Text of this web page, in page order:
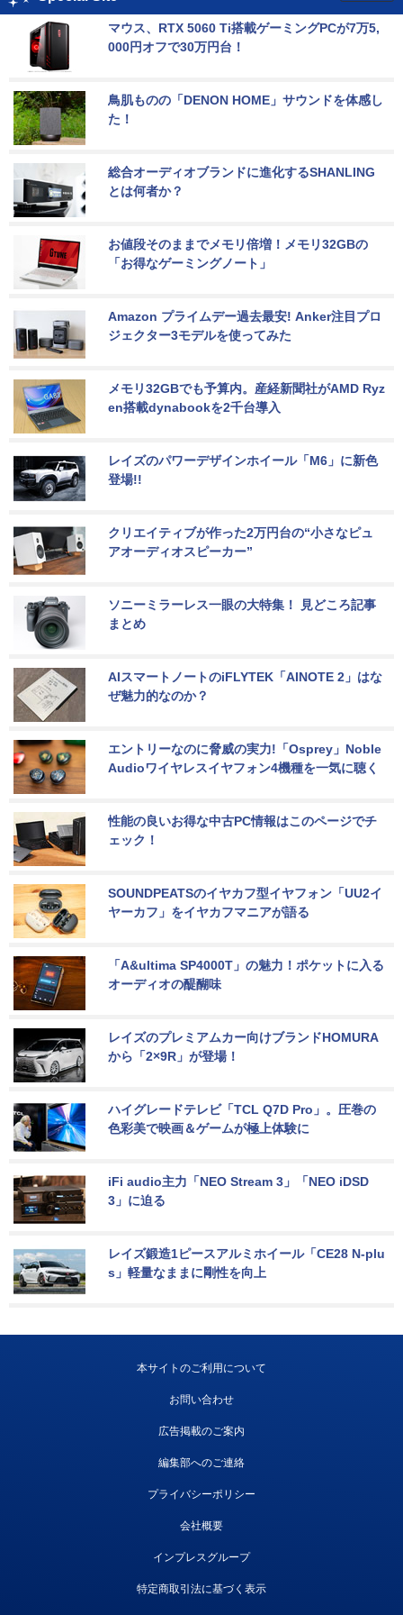
マウス、RTX 5060 Ti搭載ゲーミングPCが7万5,
000円オフで30万円台！
鳥肌ものの「DENON HOME」サウンドを体感し
た！
総合オーディオブランドに進化するSHANLING
とは何者か？
お値段そのままでメモリ倍増！メモリ32GBの
「お得なゲーミングノート」
Amazon プライムデー過去最安! Anker注目プロ
ジェクター3モデルを使ってみた
メモリ32GBでも予算内。産経新聞社がAMD Ryz
en搭載dynabookを2千台導入
レイズのパワーデザインホイール「M6」に新色
登場!!
クリエイティブが作った2万円台の“小さなピュ
アオーディオスピーカー”
ソニーミラーレス一眼の大特集！ 見どころ記事
まとめ
AIスマートノートのiFLYTEK「AINOTE 2」はな
ぜ魅力的なのか？
エントリーなのに脅威の実力!「Osprey」Noble
Audioワイヤレスイヤフォン4機種を一気に聴く
性能の良いお得な中古PC情報はこのページでチ
ェック！
SOUNDPEATSのイヤカフ型イヤフォン「UU2イ
ヤーカフ」をイヤカフマニアが語る
「A&ultima SP4000T」の魅力！ポケットに入る
オーディオの醍醐味
レイズのプレミアムカー向けブランドHOMURA
から「2×9R」が登場！
ハイグレードテレビ「TCL Q7D Pro」。圧巻の
色彩美で映画＆ゲームが極上体験に
iFi audio主力「NEO Stream 3」「NEO iDSD
3」に迫る
レイズ鍛造1ピースアルミホイール「CE28 N-plu
s」軽量なままに剛性を向上
本サイトのご利用について
お問い合わせ
広告掲載のご案内
編集部へのご連絡
プライバシーポリシー
会社概要
インプレスグループ
特定商取引法に基づく表示